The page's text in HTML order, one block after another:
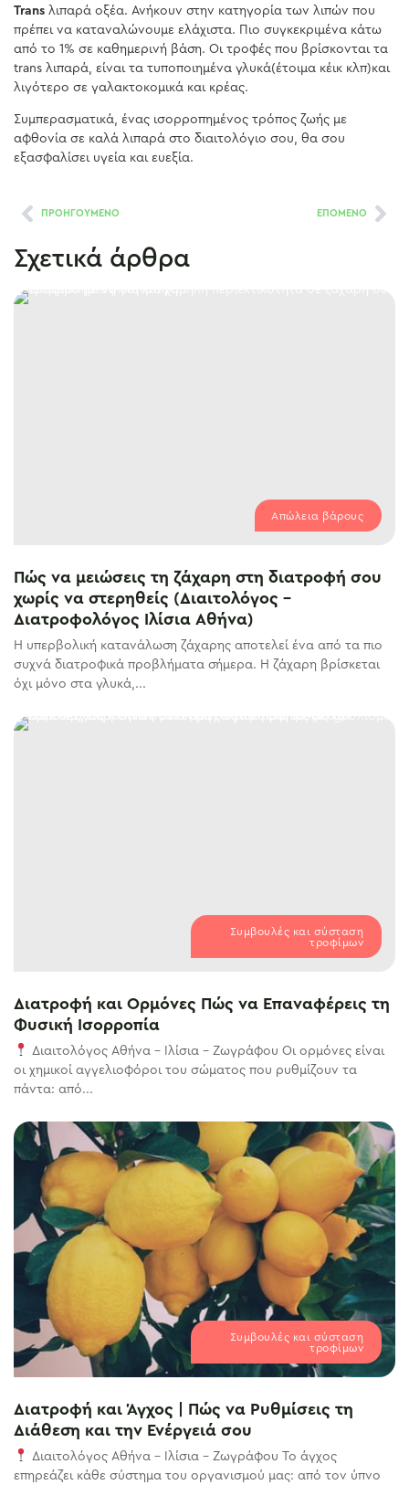
Trans λιπαρά οξέα. Ανήκουν στην κατηγορία των λιπών που
πρέπει να καταναλώνουμε ελάχιστα. Πιο συγκεκριμένα κάτω
από το 1% σε καθημερινή βάση. Οι τροφές που βρίσκονται τα
trans λιπαρά, είναι τα τυποποιημένα γλυκά(έτοιμα κέικ κλπ)και
λιγότερο σε γαλακτοκομικά και κρέας.
Συμπερασματικά, ένας ισορροπημένος τρόπος ζωής με
αφθονία σε καλά λιπαρά στο διαιτολόγιο σου, θα σου
εξασφαλίσει υγεία και ευεξία.
ΠΡΟΗΓΟΥΜΕΝΟ ΕΠΟΜΕΝΟ
Σχετικά άρθρα
Απώλεια βάρους
Πώς να μειώσεις τη ζάχαρη στη διατροφή σου
χωρίς να στερηθείς (Διαιτολόγος –
Διατροφολόγος Ιλίσια Αθήνα)
Η υπερβολική κατανάλωση ζάχαρης αποτελεί ένα από τα πιο
συχνά διατροφικά προβλήματα σήμερα. Η ζάχαρη βρίσκεται
όχι μόνο στα γλυκά,...
Συμβουλές και σύσταση
τροφίμων
Διατροφή και Ορμόνες Πώς να Επαναφέρεις τη
Φυσική Ισορροπία
Διαιτολόγος Αθήνα – Ιλίσια – Ζωγράφου Οι ορμόνες είναι
οι χημικοί αγγελιοφόροι του σώματος που ρυθμίζουν τα
πάντα: από...
Συμβουλές και σύσταση
τροφίμων
Διατροφή και Άγχος | Πώς να Ρυθμίσεις τη
Διάθεση και την Ενέργειά σου
Διαιτολόγος Αθήνα – Ιλίσια – Ζωγράφου Το άγχος
επηρεάζει κάθε σύστημα του οργανισμού μας: από τον ύπνο